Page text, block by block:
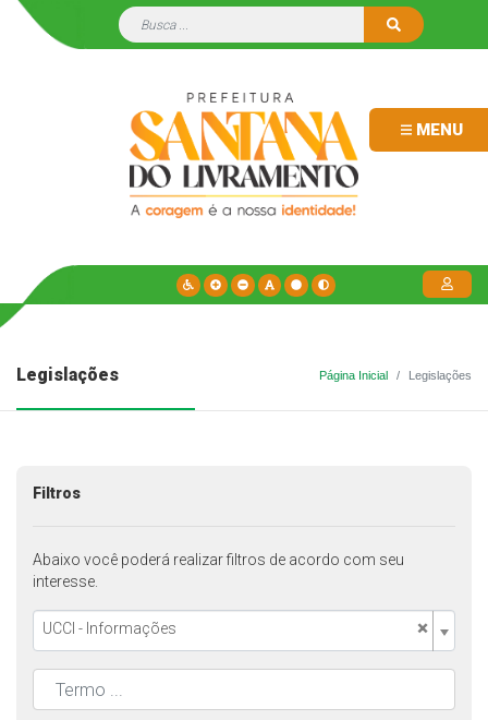
MENU
Legislações Página Inicial Legislações
Filtros
Abaixo você poderá realizar filtros de acordo com seu
interesse.
×
UCCI - Informações